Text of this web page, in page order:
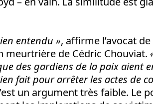
entendu », affirme l’avocat
meurtrière de Cédric Chouviat.
des gardiens de la paix aient
fait pour arrêter les actes de
un argument très faible. Le